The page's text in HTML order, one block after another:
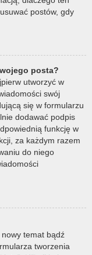
postów, gdy
posta?
utworzyć w
swój
się w formularzu
dodawać podpis
funkcję w
za każdym razem
do niego
temat bądź
tworzenia